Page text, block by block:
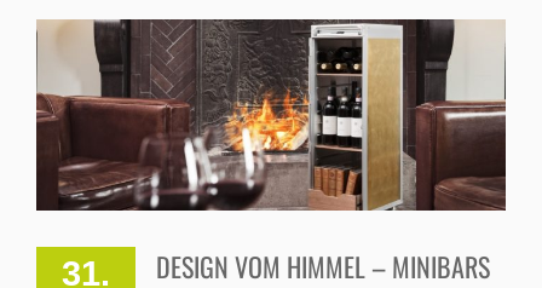
31.
DESIGN VOM HIMMEL – MINIBARS